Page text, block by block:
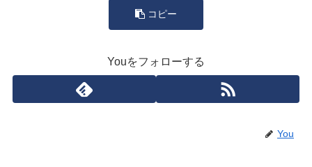
コピー
Youをフォローする
You